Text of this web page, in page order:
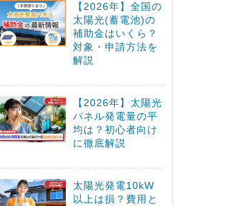
【2026年】全国の
太陽光(蓄電池)の
補助金はいくら？
対象・申請方法を
解説
【2026年】太陽光
パネル発電量の平
均は？初心者向け
に徹底解説
太陽光発電10kW
以上は損？費用と